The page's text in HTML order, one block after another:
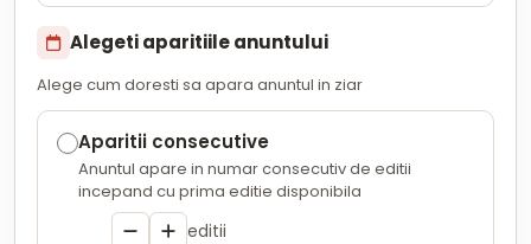
Alegeti aparitiile anuntului
Alege cum doresti sa apara anuntul in ziar
Aparitii consecutive
Anuntul apare in numar consecutiv de editii
incepand cu prima editie disponibila
editii